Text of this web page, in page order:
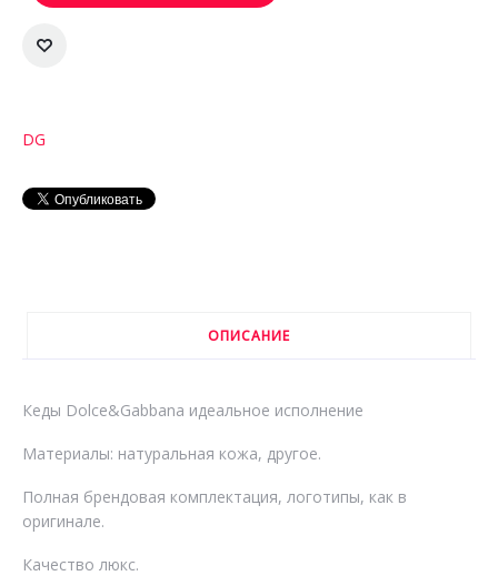
DG
ОПИСАНИЕ
Кеды Dolce&Gabbana идеальное исполнение
Материалы: натуральная кожа, другое.
Полная брендовая комплектация, логотипы, как в
оригинале.
Качество люкс.